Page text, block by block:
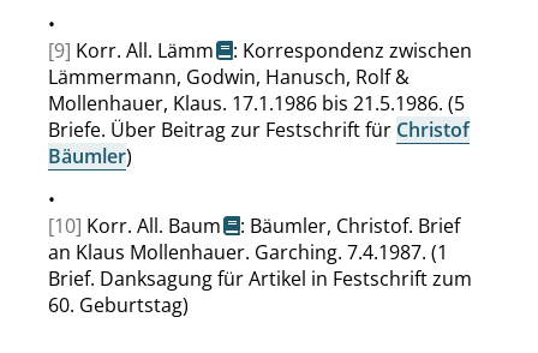
•
[9] Korr. All. Lämm
: Korrespondenz zwischen
Lämmermann, Godwin, Hanusch, Rolf &
Mollenhauer, Klaus. 17.1.1986 bis 21.5.1986. (5
Briefe. Über Beitrag zur Festschrift für Christof
Bäumler)
•
[10] Korr. All. Baum
: Bäumler, Christof. Brief
an Klaus Mollenhauer. Garching. 7.4.1987. (1
Brief. Danksagung für Artikel in Festschrift zum
60. Geburtstag)